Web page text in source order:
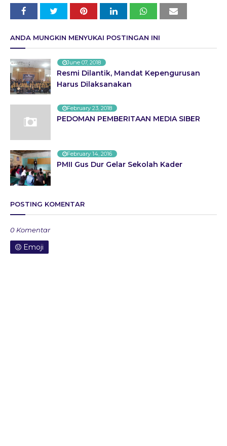
ANDA MUNGKIN MENYUKAI POSTINGAN INI
June 07, 2018
Resmi Dilantik, Mandat Kepengurusan
Harus Dilaksanakan
February 23, 2018
PEDOMAN PEMBERITAAN MEDIA SIBER
February 14, 2016
PMII Gus Dur Gelar Sekolah Kader
POSTING KOMENTAR
0 Komentar
Emoji